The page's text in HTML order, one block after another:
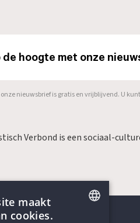
de hoogte met onze
nieuwsbrief is gratis en vrijblijvend. U
Verbond is een sociaal-
maakt
cookies.